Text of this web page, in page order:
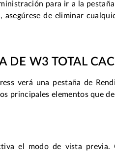
para ir a la
de eliminar
DE W3 TOTAL
verá una pestaña de
principales elementos que
el modo de vista